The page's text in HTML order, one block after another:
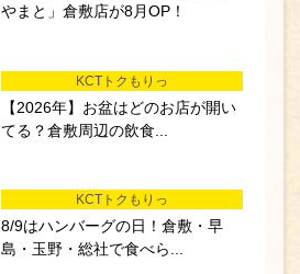
やまと」倉敷店が8月OP！
KCTトクもりっ
【2026年】お盆はどのお店が開い
てる？倉敷周辺の飲食...
KCTトクもりっ
8/9はハンバーグの日！倉敷・早
島・玉野・総社で食べら...